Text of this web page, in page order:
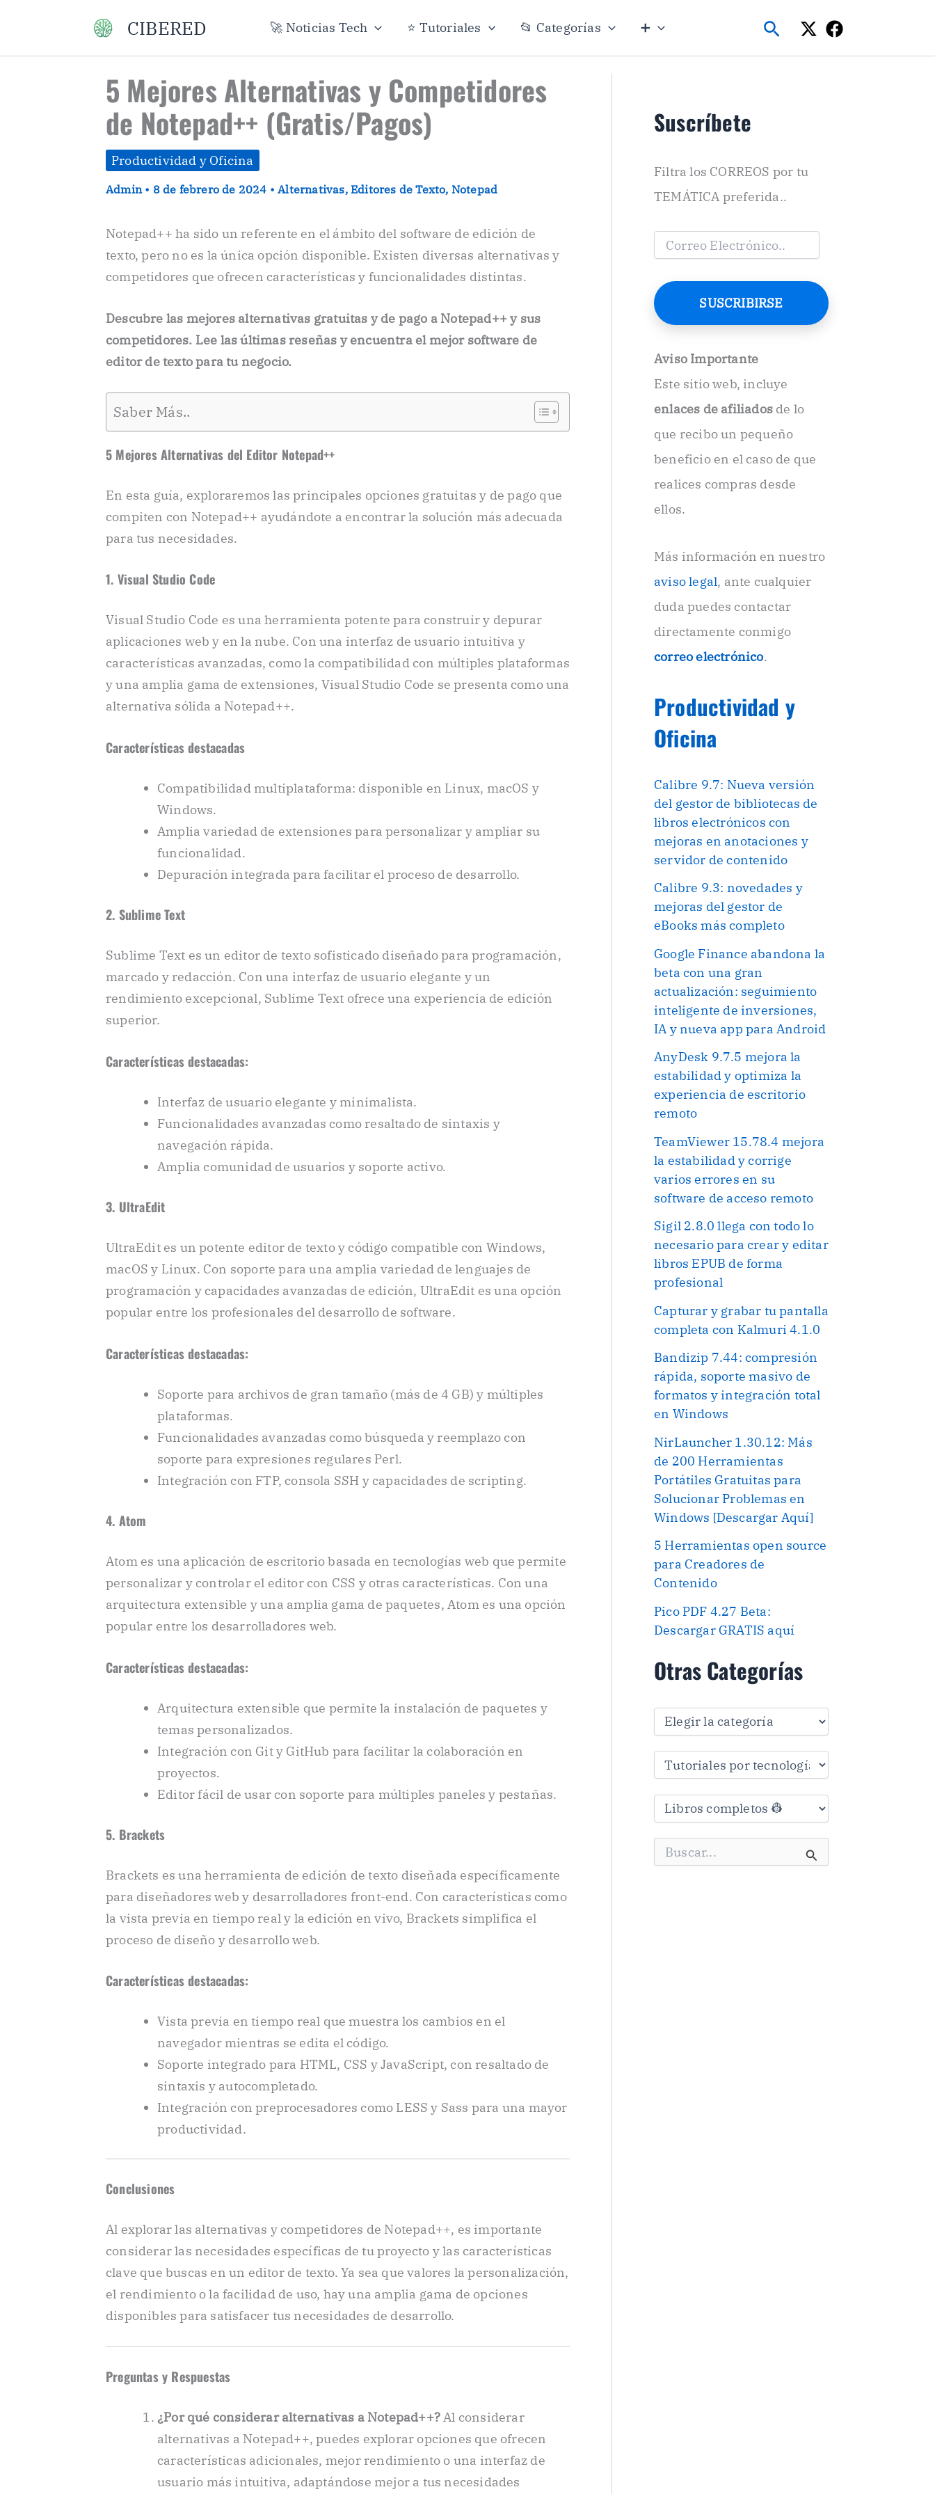
contenido
CIBERED 🚀 Noticias Tech ⭐ Tutoriales 📂 Categorías ➕ Buscar
5 Mejores Alternativas y Competidores
de Notepad++ (Gratis/Pagos)
Productividad y Oficina
Admin • 8 de febrero de 2024 •Alternativas,Editores de Texto, Notepad
Notepad++ ha sido un referente en el ámbito del software de edición de
texto, pero no es la única opción disponible. Existen diversas alternativas y
competidores que ofrecen características y funcionalidades distintas.
Descubre las mejores alternativas gratuitas y de pago a Notepad++ y sus
competidores. Lee las últimas reseñas y encuentra el mejor software de
editor de texto para tu negocio.
Saber Más..
5 Mejores Alternativas del Editor Notepad++
En esta guía, exploraremos las principales opciones gratuitas y de pago que
compiten con Notepad++ ayudándote a encontrar la solución más adecuada
para tus necesidades.
1. Visual Studio Code
Visual Studio Code es una herramienta potente para construir y depurar
aplicaciones web y en la nube. Con una interfaz de usuario intuitiva y
características avanzadas, como la compatibilidad con múltiples plataformas
y una amplia gama de extensiones, Visual Studio Code se presenta como una
alternativa sólida a Notepad++.
Características destacadas
Compatibilidad multiplataforma: disponible en Linux, macOS y
Windows.
Amplia variedad de extensiones para personalizar y ampliar su
funcionalidad.
Depuración integrada para facilitar el proceso de desarrollo.
2. Sublime Text
Sublime Text es un editor de texto sofisticado diseñado para programación,
marcado y redacción. Con una interfaz de usuario elegante y un
rendimiento excepcional, Sublime Text ofrece una experiencia de edición
superior.
Características destacadas:
Interfaz de usuario elegante y minimalista.
Funcionalidades avanzadas como resaltado de sintaxis y
navegación rápida.
Amplia comunidad de usuarios y soporte activo.
3. UltraEdit
UltraEdit es un potente editor de texto y código compatible con Windows,
macOS y Linux. Con soporte para una amplia variedad de lenguajes de
programación y capacidades avanzadas de edición, UltraEdit es una opción
popular entre los profesionales del desarrollo de software.
Características destacadas:
Soporte para archivos de gran tamaño (más de 4 GB) y múltiples
plataformas.
Funcionalidades avanzadas como búsqueda y reemplazo con
soporte para expresiones regulares Perl.
Integración con FTP, consola SSH y capacidades de scripting.
4. Atom
Atom es una aplicación de escritorio basada en tecnologías web que permite
personalizar y controlar el editor con CSS y otras características. Con una
arquitectura extensible y una amplia gama de paquetes, Atom es una opción
popular entre los desarrolladores web.
Características destacadas:
Arquitectura extensible que permite la instalación de paquetes y
temas personalizados.
Integración con Git y GitHub para facilitar la colaboración en
proyectos.
Editor fácil de usar con soporte para múltiples paneles y pestañas.
5. Brackets
Brackets es una herramienta de edición de texto diseñada específicamente
para diseñadores web y desarrolladores front-end. Con características como
la vista previa en tiempo real y la edición en vivo, Brackets simplifica el
proceso de diseño y desarrollo web.
Características destacadas:
Vista previa en tiempo real que muestra los cambios en el
navegador mientras se edita el código.
Soporte integrado para HTML, CSS y JavaScript, con resaltado de
sintaxis y autocompletado.
Integración con preprocesadores como LESS y Sass para una mayor
productividad.
Conclusiones
Al explorar las alternativas y competidores de Notepad++, es importante
considerar las necesidades específicas de tu proyecto y las características
clave que buscas en un editor de texto. Ya sea que valores la personalización,
el rendimiento o la facilidad de uso, hay una amplia gama de opciones
disponibles para satisfacer tus necesidades de desarrollo.
Preguntas y Respuestas
¿Por qué considerar alternativas a Notepad++?Al considerar
alternativas a Notepad++, puedes explorar opciones que ofrecen
características adicionales, mejor rendimiento o una interfaz de
usuario más intuitiva, adaptándose mejor a tus necesidades
Suscríbete
Filtra los CORREOS por tu
TEMÁTICA preferida..
C
e
o
E
c
t
r
ó
i
o
.
SUSCRIBIRSE
Aviso Importante
Este sitio web, incluye
enlaces de afiliados de lo
que recibo un pequeño
beneficio en el caso de que
realices compras desde
ellos.
Más información en nuestro
aviso legal, ante cualquier
duda puedes contactar
directamente conmigo
correo electrónico.
Productividad y
Oficina
Calibre 9.7: Nueva versión
del gestor de bibliotecas de
libros electrónicos con
mejoras en anotaciones y
servidor de contenido
Calibre 9.3: novedades y
mejoras del gestor de
eBooks más completo
Google Finance abandona la
beta con una gran
actualización: seguimiento
inteligente de inversiones,
IA y nueva app para Android
AnyDesk 9.7.5 mejora la
estabilidad y optimiza la
experiencia de escritorio
remoto
TeamViewer 15.78.4 mejora
la estabilidad y corrige
varios errores en su
software de acceso remoto
Sigil 2.8.0 llega con todo lo
necesario para crear y editar
libros EPUB de forma
profesional
Capturar y grabar tu pantalla
completa con Kalmuri 4.1.0
Bandizip 7.44: compresión
rápida, soporte masivo de
formatos y integración total
en Windows
NirLauncher 1.30.12: Más
de 200 Herramientas
Portátiles Gratuitas para
Solucionar Problemas en
Windows [Descargar Aquí]
5 Herramientas open source
para Creadores de
Contenido
Pico PDF 4.27 Beta:
Descargar GRATIS aquí
Otras Categorías
O
a
a
e
g
r